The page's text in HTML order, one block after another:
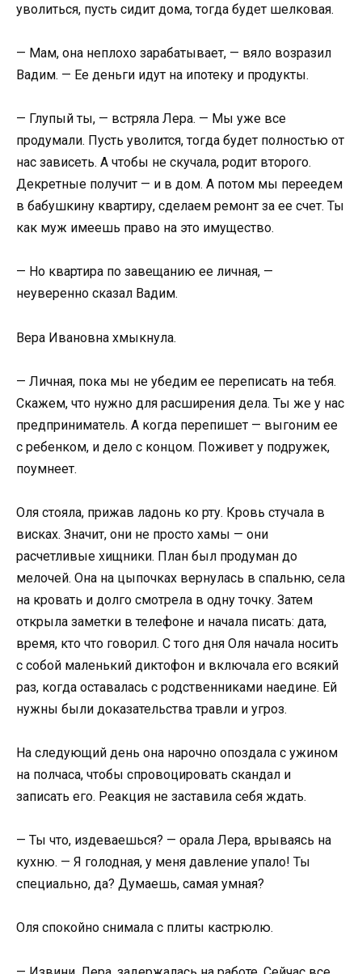
уволиться, пусть сидит дома, тогда будет шелковая.
— Мам, она неплохо зарабатывает, — вяло возразил
Вадим. — Ее деньги идут на ипотеку и продукты.
— Глупый ты, — встряла Лера. — Мы уже все
продумали. Пусть уволится, тогда будет полностью от
нас зависеть. А чтобы не скучала, родит второго.
Декретные получит — и в дом. А потом мы переедем
в бабушкину квартиру, сделаем ремонт за ее счет. Ты
как муж имеешь право на это имущество.
— Но квартира по завещанию ее личная, —
неуверенно сказал Вадим.
Вера Ивановна хмыкнула.
— Личная, пока мы не убедим ее переписать на тебя.
Скажем, что нужно для расширения дела. Ты же у нас
предприниматель. А когда перепишет — выгоним ее
с ребенком, и дело с концом. Поживет у подружек,
поумнеет.
Оля стояла, прижав ладонь ко рту. Кровь стучала в
висках. Значит, они не просто хамы — они
расчетливые хищники. План был продуман до
мелочей. Она на цыпочках вернулась в спальню, села
на кровать и долго смотрела в одну точку. Затем
открыла заметки в телефоне и начала писать: дата,
время, кто что говорил. С того дня Оля начала носить
с собой маленький диктофон и включала его всякий
раз, когда оставалась с родственниками наедине. Ей
нужны были доказательства травли и угроз.
На следующий день она нарочно опоздала с ужином
на полчаса, чтобы спровоцировать скандал и
записать его. Реакция не заставила себя ждать.
— Ты что, издеваешься? — орала Лера, врываясь на
кухню. — Я голодная, у меня давление упало! Ты
специально, да? Думаешь, самая умная?
Оля спокойно снимала с плиты кастрюлю.